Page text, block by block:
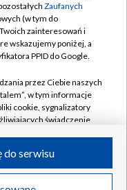
w likwidacji
Zaufanych
(w tym do
zainteresowań i
wskazujemy poniżej, a
PPID do Google.
przez Ciebie naszych
w tym informacje
cookie, sygnalizatory
świadczenie
przez Ciebie
do serwisu